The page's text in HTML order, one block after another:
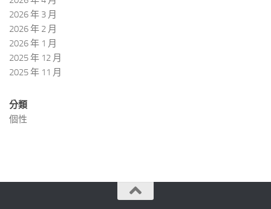
2026 年 3 月
2026 年 2 月
2026 年 1 月
2025 年 12 月
2025 年 11 月
分類
個性